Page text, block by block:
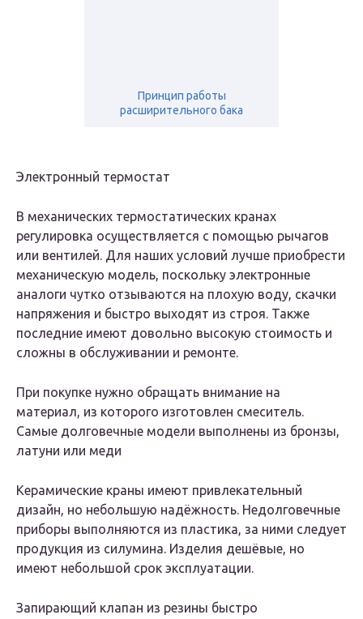
Принцип работы
расширительного бака
Электронный термостат
В механических термостатических кранах
регулировка осуществляется с помощью рычагов
или вентилей. Для наших условий лучше приобрести
механическую модель, поскольку электронные
аналоги чутко отзываются на плохую воду, скачки
напряжения и быстро выходят из строя. Также
последние имеют довольно высокую стоимость и
сложны в обслуживании и ремонте.
При покупке нужно обращать внимание на
материал, из которого изготовлен смеситель.
Самые долговечные модели выполнены из бронзы,
латуни или меди
Керамические краны имеют привлекательный
дизайн, но небольшую надёжность. Недолговечные
приборы выполняются из пластика, за ними следует
продукция из силумина. Изделия дешёвые, но
имеют небольшой срок эксплуатации.
Запирающий клапан из резины быстро